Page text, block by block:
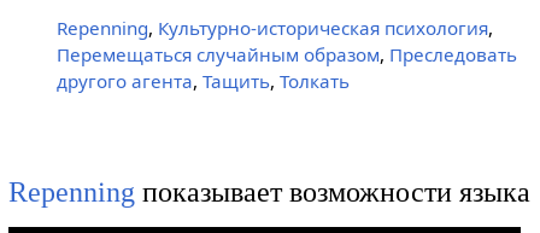
Repenning, Культурно-историческая психология,
Перемещаться случайным образом, Преследовать
другого агента, Тащить, Толкать
Repenning показывает возможности языка